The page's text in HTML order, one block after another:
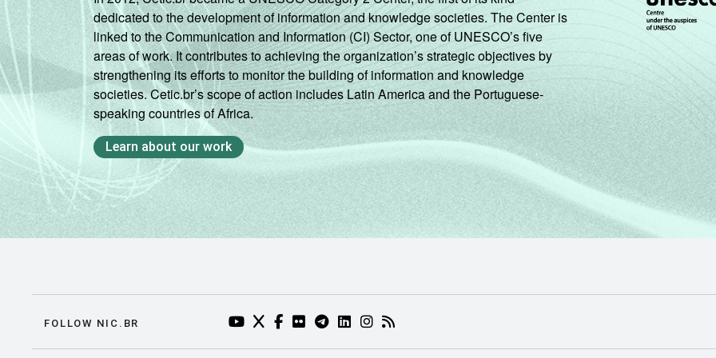
dedicated to the development of information and knowledge societies. The Center is
linked to the Communication and Information (CI) Sector, one of UNESCO’s five
areas of work. It contributes to achieving the organization’s strategic objectives by
strengthening its efforts to monitor the building of information and knowledge
societies. Cetic.br’s scope of action includes Latin America and the Portuguese-
speaking countries of Africa.
Learn about our work
FOLLOW NIC.BR YOUTUBE DO NIC.BR (ABRE EM NOVA ABA)
TWITTER DO NIC.BR (ABRE EM NOVA ABA)
FACEBOOK DO NIC.BR (ABRE EM NOVA ABA)
FLICKR DO NIC.BR (ABRE EM NOVA ABA)
TELEGRAM DO NIC.BR (ABRE EM NOVA ABA)
LINKEDIN DO NIC.BR (ABRE EM NOVA ABA)
INSTAGRAM DO NIC.BR (ABRE EM NOVA ABA)
RSS DO NIC.BR (ABRE EM NOVA ABA)